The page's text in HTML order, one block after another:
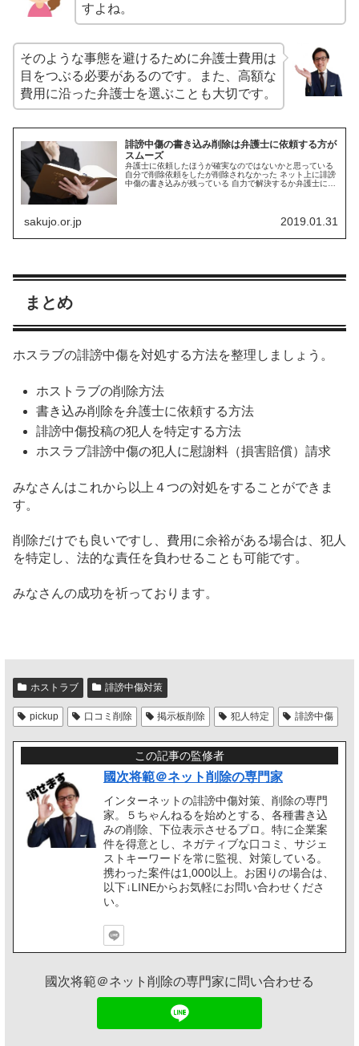
すよね。
そのような事態を避けるために弁護士費用は
目をつぶる必要があるのです。また、高額な
費用に沿った弁護士を選ぶことも大切です。
誹謗中傷の書き込み削除は弁護士に依頼する方が
スムーズ
弁護士に依頼したほうが確実なのではないかと思っている
自分で削除依頼をしたが削除されなかった ネット上に誹謗
中傷の書き込みが残っている 自力で解決するか弁護士に依
sakujo.or.jp 2019.01.31
まとめ
ホスラブの誹謗中傷を対処する方法を整理しましょう。
ホストラブの削除方法
書き込み削除を弁護士に依頼する方法
誹謗中傷投稿の犯人を特定する方法
ホスラブ誹謗中傷の犯人に慰謝料（損害賠償）請求
みなさんはこれから以上４つの対処をすることができま
す。
削除だけでも良いですし、費用に余裕がある場合は、犯人
を特定し、法的な責任を負わせることも可能です。
みなさんの成功を祈っております。
ホストラブ 誹謗中傷対策
pickup 口コミ削除 掲示板削除 犯人特定 誹謗中傷
この記事の監修者
國次将範＠ネット削除の専門家
インターネットの誹謗中傷対策、削除の専門
家。５ちゃんねるを始めとする、各種書き込
みの削除、下位表示させるプロ。特に企業案
件を得意とし、ネガティブな口コミ、サジェ
ストキーワードを常に監視、対策している。
携わった案件は1,000以上。お困りの場合は、
以下↓LINEからお気軽にお問い合わせくださ
い。
國次将範＠ネット削除の専門家に問い合わせる